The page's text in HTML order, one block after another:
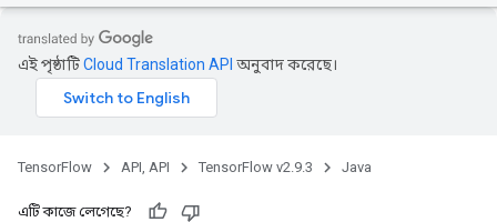
এই পৃষ্ঠাটিCloud Translation API অনুবাদ করেছে।
TensorFlow API, API TensorFlow v2.9.3 Java
এটি কাজে লেগেছে?